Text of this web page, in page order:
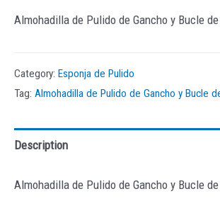
Almohadilla de Pulido de Gancho y Bucle
Category: Esponja de Pulido
Tag: Almohadilla de Pulido de Gancho y Bucle
Description
Almohadilla de Pulido de Gancho y Bucle